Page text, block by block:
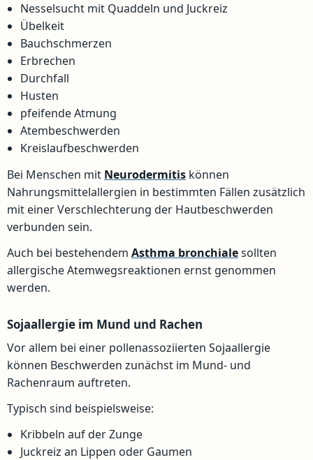
Nesselsucht mit Quaddeln und Juckreiz
Übelkeit
Bauchschmerzen
Erbrechen
Durchfall
Husten
pfeifende Atmung
Atembeschwerden
Kreislaufbeschwerden
Bei Menschen mit Neurodermitis können
Nahrungsmittelallergien in bestimmten Fällen zusätzlich
mit einer Verschlechterung der Hautbeschwerden
verbunden sein.
Auch bei bestehendem Asthma bronchialesollten
allergische Atemwegsreaktionen ernst genommen
werden.
Sojaallergie im Mund und Rachen
Vor allem bei einer pollenassoziierten Sojaallergie
können Beschwerden zunächst im Mund- und
Rachenraum auftreten.
Typisch sind beispielsweise:
Kribbeln auf der Zunge
Juckreiz an Lippen oder Gaumen